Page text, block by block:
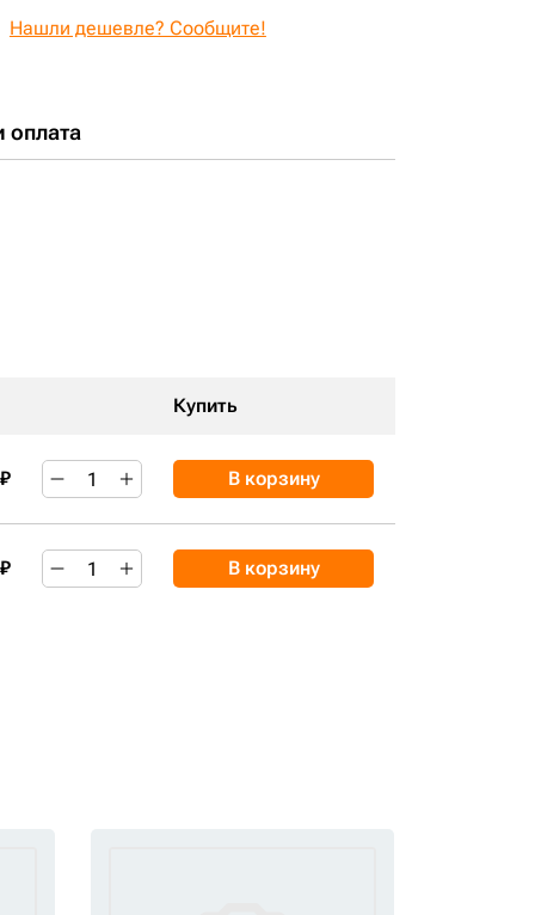
Нашли дешевле? Сообщите!
оплата
Купить
В корзину
В корзину